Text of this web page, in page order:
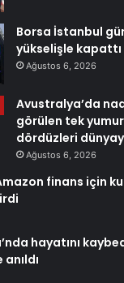
Borsa İstanbul
yükselişle kapattı
Ağustos 6, 2026
Avustralya’da
görülen tek
dördüzleri
Ağustos 6, 2026
finans için
hayatını
anıldı